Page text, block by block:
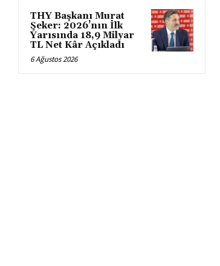
THY Başkanı Murat
Şeker: 2026’nın İlk
Yarısında 18,9 Milyar
TL Net Kâr Açıkladı
6 Ağustos 2026